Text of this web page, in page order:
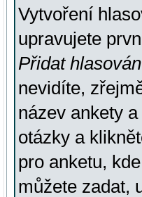
Vytvoření
upravujete
Přidat
nevidíte,
název ankety
otázky a
pro anketu,
můžete zadat,